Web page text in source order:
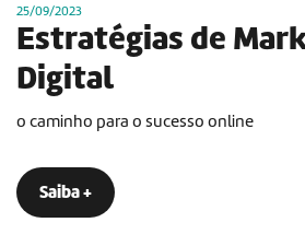
25/09/2023
Estratégias de
Digital
o caminho para o sucesso online
Saiba +